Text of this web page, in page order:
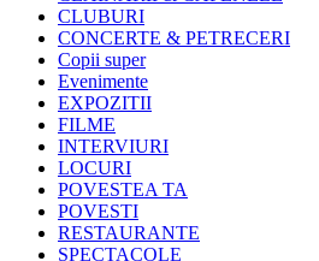
CLUBURI
CONCERTE & PETRECERI
Copii super
Evenimente
EXPOZITII
FILME
INTERVIURI
LOCURI
POVESTEA TA
POVESTI
RESTAURANTE
SPECTACOLE